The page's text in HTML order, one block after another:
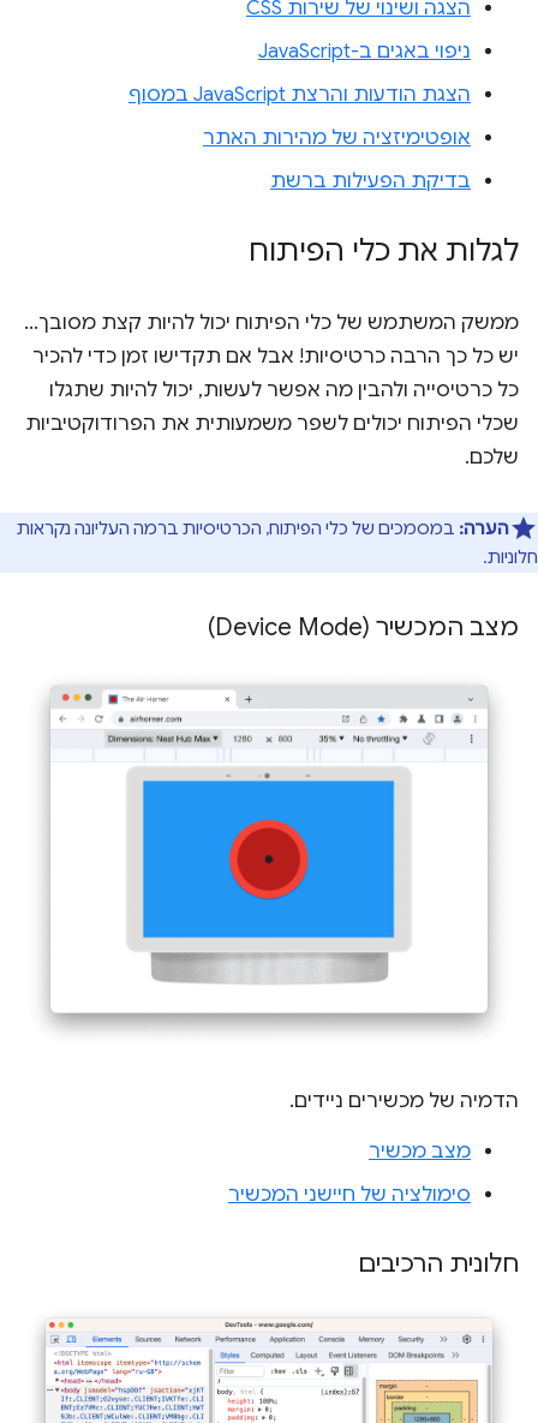
הצגה ושינוי של שירות CSS
ניפוי באגים ב-JavaScript
הצגת הודעות והרצת JavaScript במסוף
אופטימיזציה של מהירות האתר
בדיקת הפעילות ברשת
לגלות את כלי הפיתוח
ממשק המשתמש של כלי הפיתוח יכול להיות קצת מסובך...
יש כל כך הרבה כרטיסיות! אבל אם תקדישו זמן כדי להכיר
כל כרטיסייה ולהבין מה אפשר לעשות, יכול להיות שתגלו
שכלי הפיתוח יכולים לשפר משמעותית את הפרודוקטיביות
שלכם.
הערה: במסמכים של כלי הפיתוח, הכרטיסיות ברמה העליונה נקראות
חלוניות.
מצב המכשיר (Device Mode)
הדמיה של מכשירים ניידים.
מצב מכשיר
סימולציה של חיישני המכשיר
חלונית הרכיבים